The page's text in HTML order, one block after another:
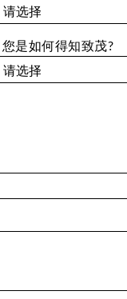
您是如何得知致茂?